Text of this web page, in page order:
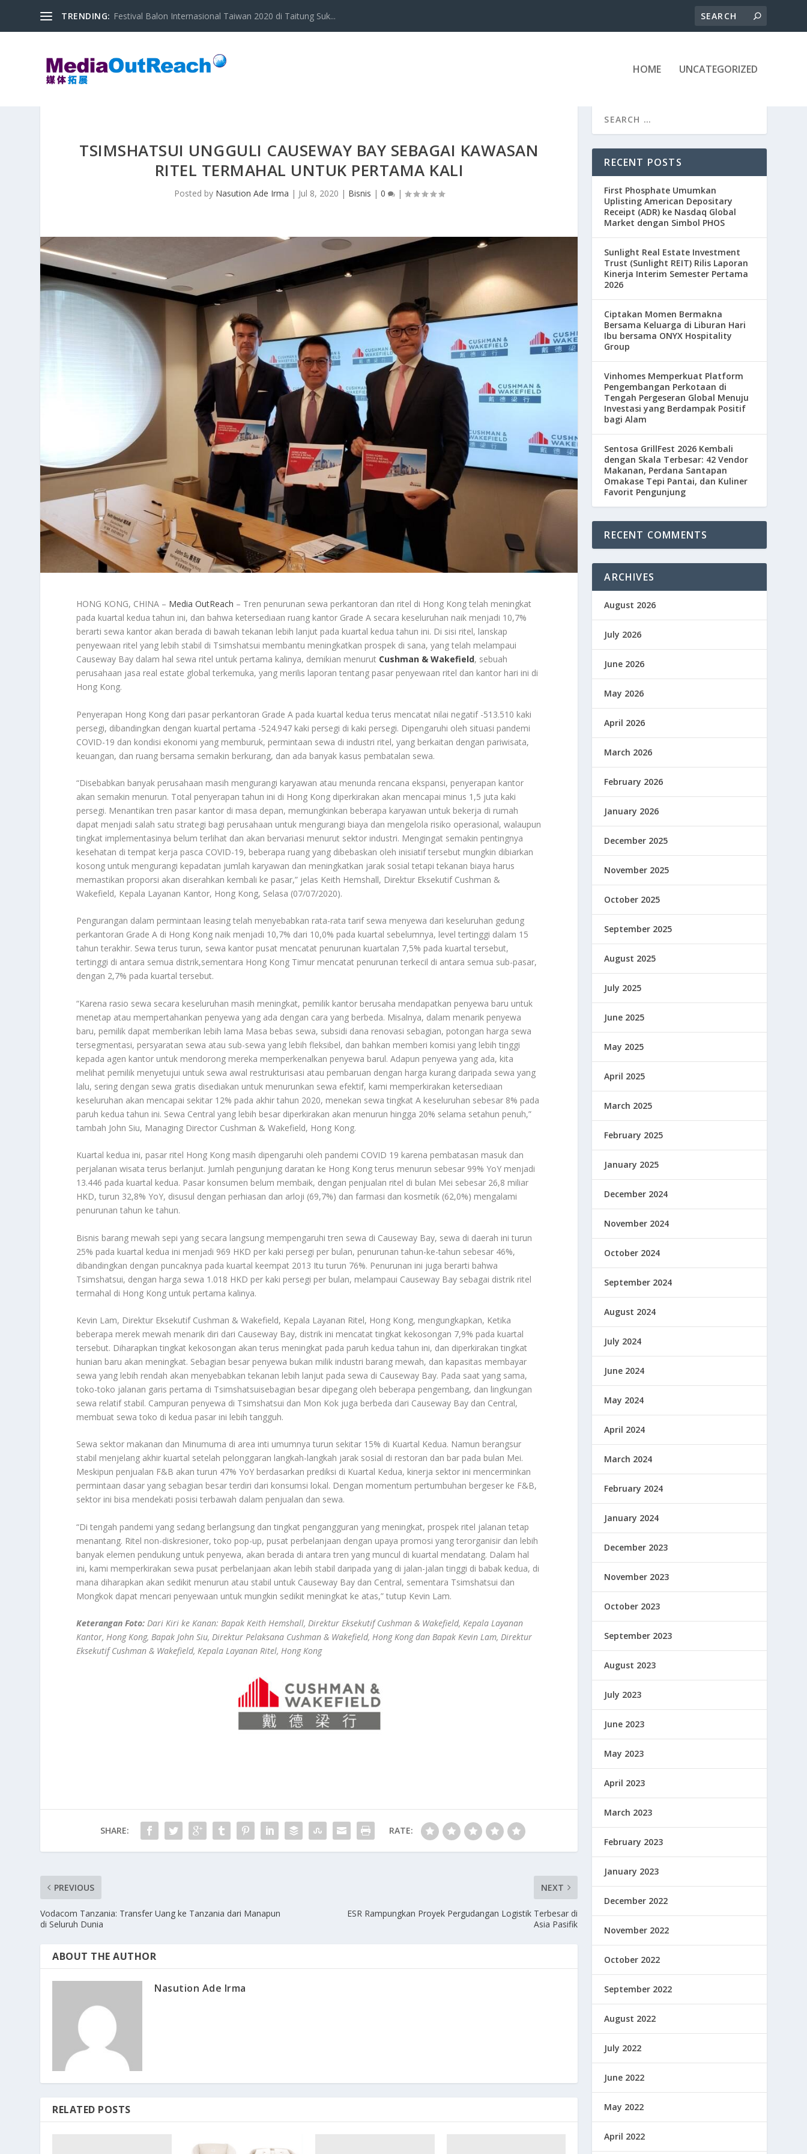
TRENDING: Festival Balon Internasional Taiwan 2020 di Taitung Suk...
HOME UNCATEGORIZED
TSIMSHATSUI UNGGULI CAUSEWAY BAY SEBAGAI KAWASAN
RITEL TERMAHAL UNTUK PERTAMA KALI
Posted by Nasution Ade Irma | Jul 8, 2020 | Bisnis | 0 |
HONG KONG, CHINA – Media OutReach – Tren penurunan sewa perkantoran dan ritel di Hong Kong telah meningkat
pada kuartal kedua tahun ini, dan bahwa ketersediaan ruang kantor Grade A secara keseluruhan naik menjadi 10,7%
berarti sewa kantor akan berada di bawah tekanan lebih lanjut pada kuartal kedua tahun ini. Di sisi ritel, lanskap
penyewaan ritel yang lebih stabil di Tsimshatsui membantu meningkatkan prospek di sana, yang telah melampaui
Causeway Bay dalam hal sewa ritel untuk pertama kalinya, demikian menurut Cushman & Wakefield, sebuah
perusahaan jasa real estate global terkemuka, yang merilis laporan tentang pasar penyewaan ritel dan kantor hari ini di
Hong Kong.
Penyerapan Hong Kong dari pasar perkantoran Grade A pada kuartal kedua terus mencatat nilai negatif -513.510 kaki
persegi, dibandingkan dengan kuartal pertama -524.947 kaki persegi di kaki persegi. Dipengaruhi oleh situasi pandemi
COVID-19 dan kondisi ekonomi yang memburuk, permintaan sewa di industri ritel, yang berkaitan dengan pariwisata,
keuangan, dan ruang bersama semakin berkurang, dan ada banyak kasus pembatalan sewa.
“Disebabkan banyak perusahaan masih mengurangi karyawan atau menunda rencana ekspansi, penyerapan kantor
akan semakin menurun. Total penyerapan tahun ini di Hong Kong diperkirakan akan mencapai minus 1,5 juta kaki
persegi. Menantikan tren pasar kantor di masa depan, memungkinkan beberapa karyawan untuk bekerja di rumah
dapat menjadi salah satu strategi bagi perusahaan untuk mengurangi biaya dan mengelola risiko operasional, walaupun
tingkat implementasinya belum terlihat dan akan bervariasi menurut sektor industri. Mengingat semakin pentingnya
kesehatan di tempat kerja pasca COVID-19, beberapa ruang yang dibebaskan oleh inisiatif tersebut mungkin dibiarkan
kosong untuk mengurangi kepadatan jumlah karyawan dan meningkatkan jarak sosial tetapi tekanan biaya harus
memastikan proporsi akan diserahkan kembali ke pasar,” jelas Keith Hemshall, Direktur Eksekutif Cushman &
Wakefield, Kepala Layanan Kantor, Hong Kong, Selasa (07/07/2020).
Pengurangan dalam permintaan leasing telah menyebabkan rata-rata tarif sewa menyewa dari keseluruhan gedung
perkantoran Grade A di Hong Kong naik menjadi 10,7% dari 10,0% pada kuartal sebelumnya, level tertinggi dalam 15
tahun terakhir. Sewa terus turun, sewa kantor pusat mencatat penurunan kuartalan 7,5% pada kuartal tersebut,
tertinggi di antara semua distrik,sementara Hong Kong Timur mencatat penurunan terkecil di antara semua sub-pasar,
dengan 2,7% pada kuartal tersebut.
“Karena rasio sewa secara keseluruhan masih meningkat, pemilik kantor berusaha mendapatkan penyewa baru untuk
menetap atau mempertahankan penyewa yang ada dengan cara yang berbeda. Misalnya, dalam menarik penyewa
baru, pemilik dapat memberikan lebih lama Masa bebas sewa, subsidi dana renovasi sebagian, potongan harga sewa
tersegmentasi, persyaratan sewa atau sub-sewa yang lebih fleksibel, dan bahkan memberi komisi yang lebih tinggi
kepada agen kantor untuk mendorong mereka memperkenalkan penyewa barul. Adapun penyewa yang ada, kita
melihat pemilik menyetujui untuk sewa awal restrukturisasi atau pembaruan dengan harga kurang daripada sewa yang
lalu, sering dengan sewa gratis disediakan untuk menurunkan sewa efektif, kami memperkirakan ketersediaan
keseluruhan akan mencapai sekitar 12% pada akhir tahun 2020, menekan sewa tingkat A keseluruhan sebesar 8% pada
paruh kedua tahun ini. Sewa Central yang lebih besar diperkirakan akan menurun hingga 20% selama setahun penuh,”
tambah John Siu, Managing Director Cushman & Wakefield, Hong Kong.
Kuartal kedua ini, pasar ritel Hong Kong masih dipengaruhi oleh pandemi COVID 19 karena pembatasan masuk dan
perjalanan wisata terus berlanjut. Jumlah pengunjung daratan ke Hong Kong terus menurun sebesar 99% YoY menjadi
13.446 pada kuartal kedua. Pasar konsumen belum membaik, dengan penjualan ritel di bulan Mei sebesar 26,8 miliar
HKD, turun 32,8% YoY, disusul dengan perhiasan dan arloji (69,7%) dan farmasi dan kosmetik (62,0%) mengalami
penurunan tahun ke tahun.
Bisnis barang mewah sepi yang secara langsung mempengaruhi tren sewa di Causeway Bay, sewa di daerah ini turun
25% pada kuartal kedua ini menjadi 969 HKD per kaki persegi per bulan, penurunan tahun-ke-tahun sebesar 46%,
dibandingkan dengan puncaknya pada kuartal keempat 2013 Itu turun 76%. Penurunan ini juga berarti bahwa
Tsimshatsui, dengan harga sewa 1.018 HKD per kaki persegi per bulan, melampaui Causeway Bay sebagai distrik ritel
termahal di Hong Kong untuk pertama kalinya.
Kevin Lam, Direktur Eksekutif Cushman & Wakefield, Kepala Layanan Ritel, Hong Kong, mengungkapkan, Ketika
beberapa merek mewah menarik diri dari Causeway Bay, distrik ini mencatat tingkat kekosongan 7,9% pada kuartal
tersebut. Diharapkan tingkat kekosongan akan terus meningkat pada paruh kedua tahun ini, dan diperkirakan tingkat
hunian baru akan meningkat. Sebagian besar penyewa bukan milik industri barang mewah, dan kapasitas membayar
sewa yang lebih rendah akan menyebabkan tekanan lebih lanjut pada sewa di Causeway Bay. Pada saat yang sama,
toko-toko jalanan garis pertama di Tsimshatsuisebagian besar dipegang oleh beberapa pengembang, dan lingkungan
sewa relatif stabil. Campuran penyewa di Tsimshatsui dan Mon Kok juga berbeda dari Causeway Bay dan Central,
membuat sewa toko di kedua pasar ini lebih tangguh.
Sewa sektor makanan dan Minumuma di area inti umumnya turun sekitar 15% di Kuartal Kedua. Namun berangsur
stabil menjelang akhir kuartal setelah pelonggaran langkah-langkah jarak sosial di restoran dan bar pada bulan Mei.
Meskipun penjualan F&B akan turun 47% YoY berdasarkan prediksi di Kuartal Kedua, kinerja sektor ini mencerminkan
permintaan dasar yang sebagian besar terdiri dari konsumsi lokal. Dengan momentum pertumbuhan bergeser ke F&B,
sektor ini bisa mendekati posisi terbawah dalam penjualan dan sewa.
“Di tengah pandemi yang sedang berlangsung dan tingkat pengangguran yang meningkat, prospek ritel jalanan tetap
menantang. Ritel non-diskresioner, toko pop-up, pusat perbelanjaan dengan upaya promosi yang terorganisir dan lebih
banyak elemen pendukung untuk penyewa, akan berada di antara tren yang muncul di kuartal mendatang. Dalam hal
ini, kami memperkirakan sewa pusat perbelanjaan akan lebih stabil daripada yang di jalan-jalan tinggi di babak kedua, di
mana diharapkan akan sedikit menurun atau stabil untuk Causeway Bay dan Central, sementara Tsimshatsui dan
Mongkok dapat mencari penyewaan untuk mungkin sedikit meningkat ke atas,” tutup Kevin Lam.
Keterangan Foto:Dari Kiri ke Kanan: Bapak Keith Hemshall, Direktur Eksekutif Cushman & Wakefield, Kepala Layanan
Kantor, Hong Kong, Bapak John Siu, Direktur Pelaksana Cushman & Wakefield, Hong Kong dan Bapak Kevin Lam, Direktur
Eksekutif Cushman & Wakefield, Kepala Layanan Ritel, Hong Kong
SHARE: RATE:
PREVIOUS
Vodacom Tanzania: Transfer Uang ke Tanzania dari Manapun
di Seluruh Dunia
NEXT
ESR Rampungkan Proyek Pergudangan Logistik Terbesar di
Asia Pasifik
ABOUT THE AUTHOR
Nasution Ade Irma
RELATED POSTS
RECENT POSTS
First Phosphate Umumkan
Uplisting American Depositary
Receipt (ADR) ke Nasdaq Global
Market dengan Simbol PHOS
Sunlight Real Estate Investment
Trust (Sunlight REIT) Rilis Laporan
Kinerja Interim Semester Pertama
2026
Ciptakan Momen Bermakna
Bersama Keluarga di Liburan Hari
Ibu bersama ONYX Hospitality
Group
Vinhomes Memperkuat Platform
Pengembangan Perkotaan di
Tengah Pergeseran Global Menuju
Investasi yang Berdampak Positif
bagi Alam
Sentosa GrillFest 2026 Kembali
dengan Skala Terbesar: 42 Vendor
Makanan, Perdana Santapan
Omakase Tepi Pantai, dan Kuliner
Favorit Pengunjung
RECENT COMMENTS
ARCHIVES
August 2026
July 2026
June 2026
May 2026
April 2026
March 2026
February 2026
January 2026
December 2025
November 2025
October 2025
September 2025
August 2025
July 2025
June 2025
May 2025
April 2025
March 2025
February 2025
January 2025
December 2024
November 2024
October 2024
September 2024
August 2024
July 2024
June 2024
May 2024
April 2024
March 2024
February 2024
January 2024
December 2023
November 2023
October 2023
September 2023
August 2023
July 2023
June 2023
May 2023
April 2023
March 2023
February 2023
January 2023
December 2022
November 2022
October 2022
September 2022
August 2022
July 2022
June 2022
May 2022
April 2022